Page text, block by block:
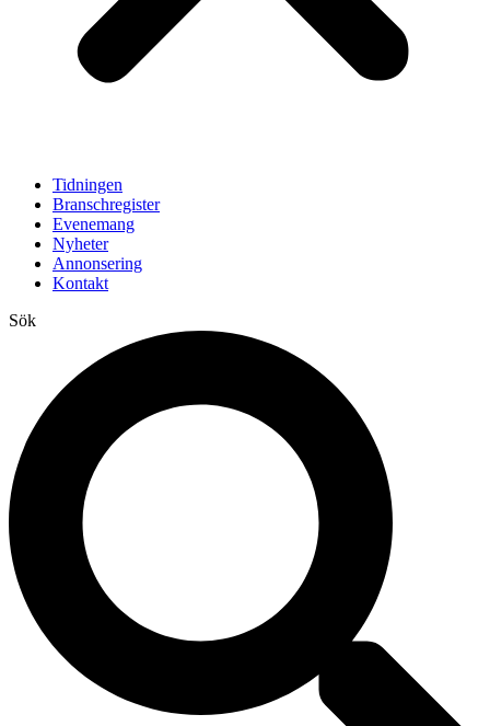
Tidningen
Branschregister
Evenemang
Nyheter
Annonsering
Kontakt
Sök